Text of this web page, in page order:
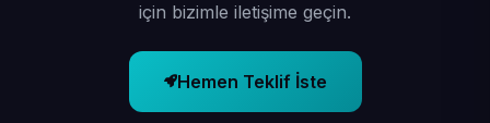
için bizimle iletişime geçin.
Hemen Teklif İste